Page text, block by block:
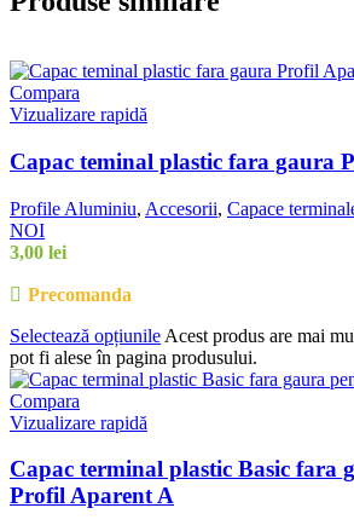
Compara
Vizualizare rapidă
Capac teminal plastic fara gaura
Profile Aluminiu, Accesorii, Capace
NOI
3,00 lei
Precomanda
Selectează opțiunile Acest produs are mai
pot fi alese în pagina produsului.
Compara
Vizualizare rapidă
Capac terminal plastic Basic fara
Profil Aparent A